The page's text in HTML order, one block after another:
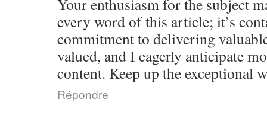
Your enthusiasm for the subject
every word of this article; it’s
commitment to delivering
valued, and I eagerly anticipate
content. Keep up the exceptional
Répondre